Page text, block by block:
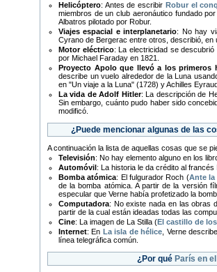
Helicóptero: Antes de escribir Robur el
miembros de un club aeronáutico fundado
Albatros pilotado por Robur.
Viajes espacial e interplanetario: No hay
Cyrano de Bergerac entre otros, describió,
Motor eléctrico: La electricidad se
por Michael Faraday en 1821.
Proyecto Apolo que llevó a los primeros
describe un vuelo alrededor de la Luna
en "Un viaje a la Luna" (1728) y Achilles
La vida de Adolf Hitler: La descripción de
Sin embargo, cuánto pudo haber sido
modificó.
¿Puede mencionar algunas de las
A continuación la lista de aquellas cosas que se
Televisión: No hay elemento alguno en los
Automóvil: La historia le da crédito al
Bomba atómica: El fulgurador Roch (Ante la
de la bomba atómica. A partir de la versión
especular que Verne había profetizado la
Computadora: No existe nada en las obras
partir de la cual están ideadas todas las
Cine: La imagen de La Stilla (El castillo de
Internet: En La isla de hélice , Verne
línea telegráfica común.
¿Por qué París en